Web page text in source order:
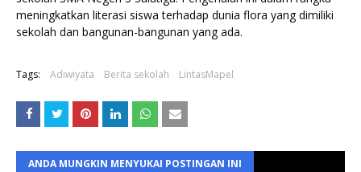
meningkatkan literasi siswa terhadap dunia flora yang dimiliki
sekolah dan bangunan-bangunan yang ada.
Tags: Adiwiyata Berita sekolah LintasMapel
ANDA MUNGKIN MENYUKAI POSTINGAN INI